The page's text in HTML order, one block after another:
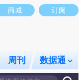
表财新观点和立场。推荐
商城 订阅
周刊 数据通